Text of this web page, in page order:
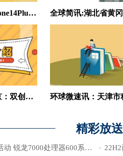
6999元起售的iPhone14Plus：拍照不如小米旗舰
全球热资讯！北京：双创主题展云展厅正式上线
精彩放送
8月5日12点举办活动 锐龙7000处理器600系列主板亮相